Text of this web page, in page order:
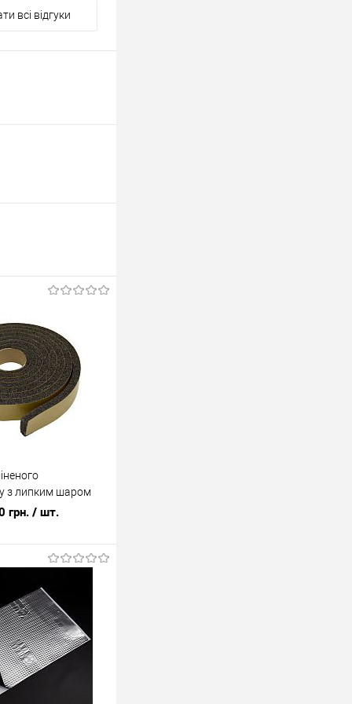
всі відгуки
з липким шаром
Tape)
грн. / шт.
У кошик
До
порівняння
У наявності